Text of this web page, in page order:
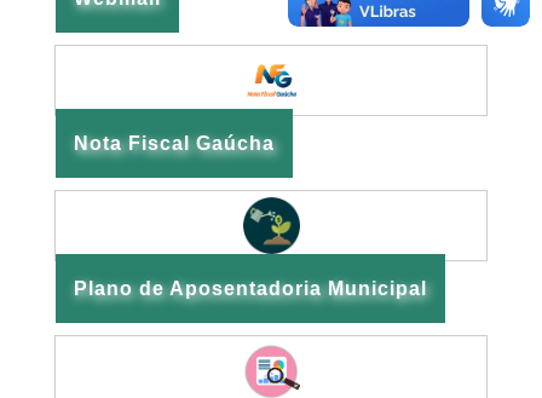
Nota Fiscal Gaúcha
Plano de Aposentadoria Municipal